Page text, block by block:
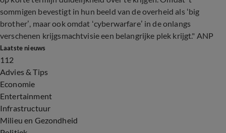
sommigen bevestigt in hun beeld van de overheid als ‘big
brother’, maar ook omdat ‘cyberwarfare’ in de onlangs
verschenen krijgsmachtvisie een belangrijke plek krijgt." ANP
Laatste nieuws
112
Advies & Tips
Economie
Entertainment
Infrastructuur
Milieu en Gezondheid